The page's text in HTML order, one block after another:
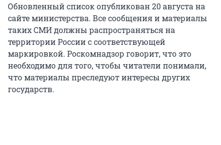
Обновленный список опубликован 20 августа на
сайте министерства. Все сообщения и материалы
таких СМИ должны распространяться на
территории России с соответствующей
маркировкой. Роскомнадзор говорит, что это
необходимо для того, чтобы читатели понимали,
что материалы преследуют интересы других
государств.